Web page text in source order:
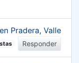
Pradera, Valle
Responder